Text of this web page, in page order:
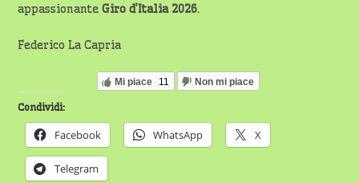
appassionanteGiro d’Italia 2026.
Federico La Capria
Mi piace 11 Non mi piace
Condividi:
Facebook WhatsApp X
Telegram